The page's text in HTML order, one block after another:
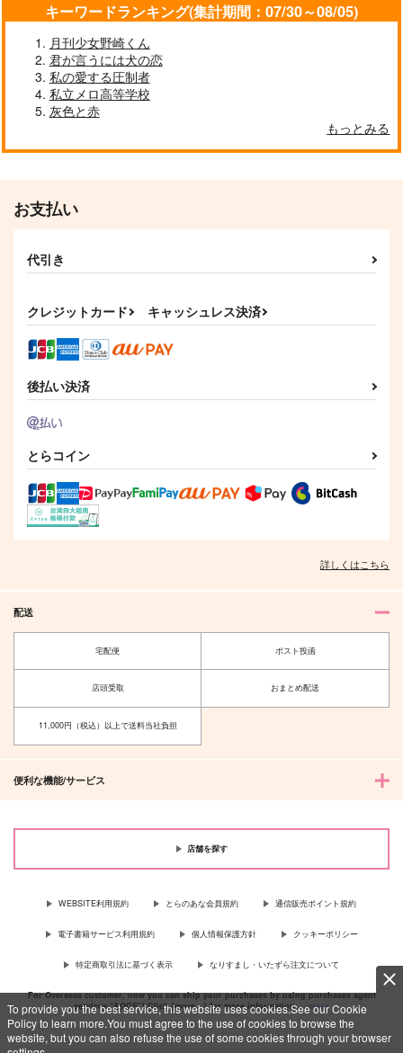
To provide you the best service, this website uses cookies.See our Cookie
Policy to learn more.You must agree to the use of cookies to browse the
website, but you can also refuse the use of some cookies through your browser
作品詳細 作品詳細 作品詳細
今日は折れてもいい日
だから
787円（税込）
燭台切光忠×審神者
1,887円（税込）
燭台切光忠 燭台切光忠
３ permissive versio
n
1,257円（税込）
燭台切光忠×へし切長谷部
サンプル
楽園図書館
サンプル
キーワードランキング(集計期間：07/30～08/05)
月刊少女野崎くん
君が言うには犬の恋
私の愛する圧制者
私立メロ高等学校
灰色と赤
もっとみる
お支払い
代引き
クレジットカード キャッシュレス決済
後払い決済
とらコイン
詳しくはこちら
配送
宅配便 ポスト投函
店頭受取 おまとめ配送
11,000円（税込）以上で送料当社負担
便利な機能/サービス
店舗を探す
WEBSITE利用規約 とらのあな会員規約 通信販売ポイント規約
電子書籍サービス利用規約 個人情報保護方針 クッキーポリシー
特定商取引法に基づく表示 なりすまし・いたずら注文について
For Overseas customer, now you can ship your purchases by using purchases agent
services “AOCS”! Click {more…} for more information …more